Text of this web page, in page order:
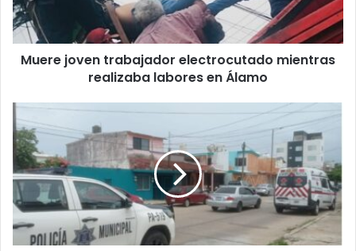
labores
en
Álamo
Muere joven trabajador electrocutado mientras
realizaba labores en Álamo
Asalto
con
violencia
en
Coatzacoalcos:
mujeres
fueron
sometidas
y